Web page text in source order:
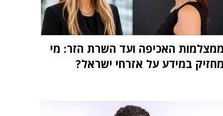
ממצלמות האכיפה ועד השרת הזר: מי
מחזיק במידע על אזרחי ישראל?